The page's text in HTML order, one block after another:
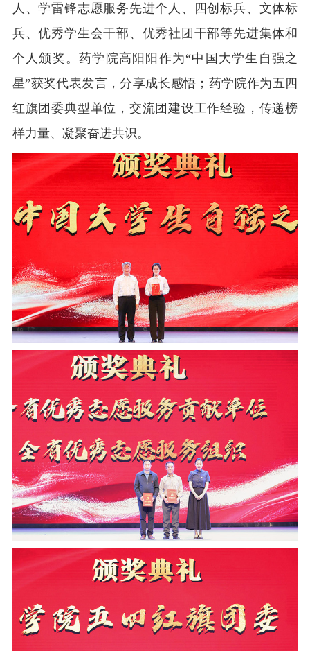
人、学雷锋志愿服务先进个人、四创标兵、文体标
兵、优秀学生会干部、优秀社团干部等先进集体和
个人颁奖。药学院高阳阳作为“中国大学生自强之
星”获奖代表发言，分享成长感悟；药学院作为五四
红旗团委典型单位，交流团建设工作经验，传递榜
样力量、凝聚奋进共识。